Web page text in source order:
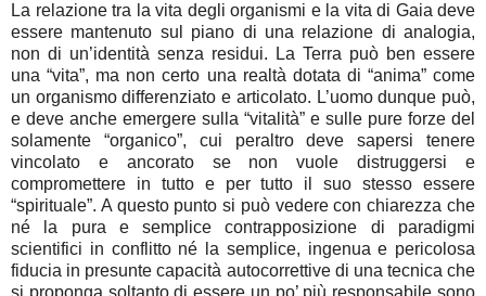
La relazione tra la vita degli organismi e la vita di Gaia deve
essere mantenuto sul piano di una relazione di analogia,
non di un’identità senza residui. La Terra può ben essere
una “vita”, ma non certo una realtà dotata di “anima” come
un organismo differenziato e articolato. L’uomo dunque può,
e deve anche emergere sulla “vitalità” e sulle pure forze del
solamente “organico”, cui peraltro deve sapersi tenere
vincolato e ancorato se non vuole distruggersi e
compromettere in tutto e per tutto il suo stesso essere
“spirituale”. A questo punto si può vedere con chiarezza che
né la pura e semplice contrapposizione di paradigmi
scientifici in conflitto né la semplice, ingenua e pericolosa
fiducia in presunte capacità autocorrettive di una tecnica che